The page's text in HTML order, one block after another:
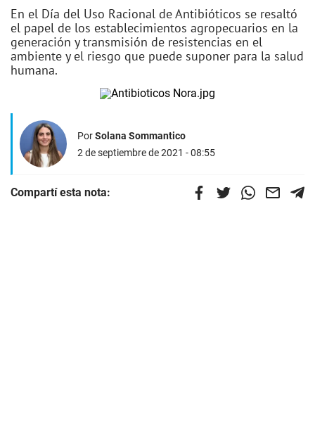
En el Día del Uso Racional de Antibióticos se resaltó
el papel de los establecimientos agropecuarios en la
generación y transmisión de resistencias en el
ambiente y el riesgo que puede suponer para la salud
humana.
PorSolana Sommantico
2 de septiembre de 2021 - 08:55
Compartí esta nota: